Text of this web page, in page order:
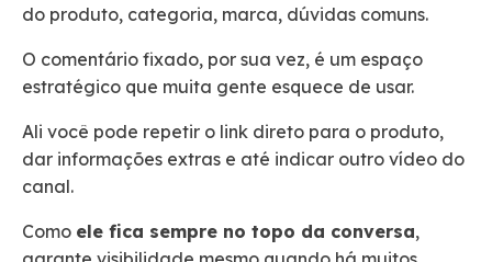
do produto, categoria, marca, dúvidas comuns.
O comentário fixado, por sua vez, é um espaço
estratégico que muita gente esquece de usar.
Ali você pode repetir o link direto para o produto,
dar informações extras e até indicar outro vídeo do
canal.
Como ele fica sempre no topo da conversa,